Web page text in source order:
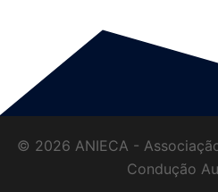
© 2026 ANIECA -
Condução